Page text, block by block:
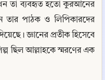
তা ব্যবহৃত হতো কুরআনের
তার পাঠক ও লিপিকারদের
জ্ঞানের প্রতীক হিসেবে
ছিল আল্লাহকে স্মরণের এক